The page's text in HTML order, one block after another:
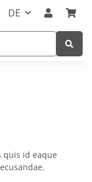
DE
quis id eaque